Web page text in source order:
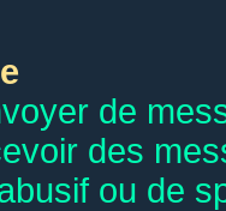
de
des
ou de